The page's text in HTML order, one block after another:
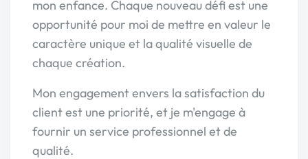
mon enfance. Chaque nouveau défi est une
opportunité pour moi de mettre en valeur le
caractère unique et la qualité visuelle de
chaque création.
Mon engagement envers la satisfaction du
client est une priorité, et je m'engage à
fournir un service professionnel et de
qualité.